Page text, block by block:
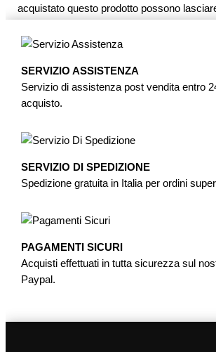
acquistato questo prodotto possono
SERVIZIO ASSISTENZA
Servizio di assistenza post vendita entro
acquisto.
SERVIZIO DI SPEDIZIONE
Spedizione gratuita in Italia per ordini
PAGAMENTI SICURI
Acquisti effettuati in tutta sicurezza sul
Paypal.